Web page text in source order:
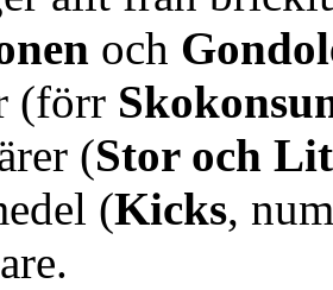
och
(förr
(Stor och
(Kicks,